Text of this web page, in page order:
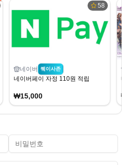
58
네이버 퀘이사존
네이버페이 자정 110원 적립
₩15,000